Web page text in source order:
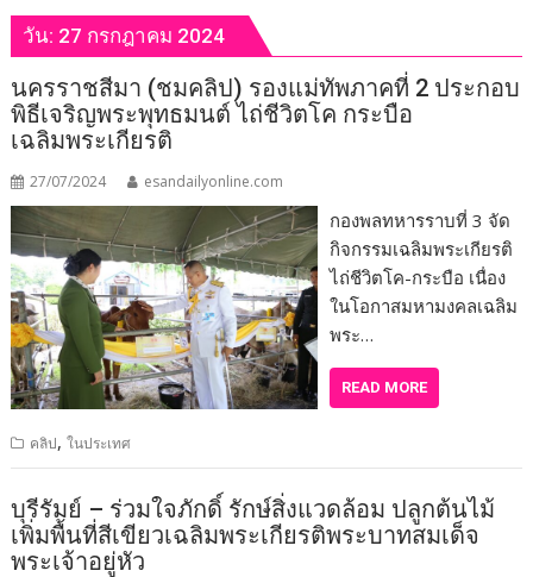
วัน: 27 กรกฎาคม 2024
นครราชสีมา (ชมคลิป) รองแม่ทัพภาคที่ 2 ประกอบ
พิธีเจริญพระพุทธมนต์ ไถ่ชีวิตโค กระบือ
เฉลิมพระเกียรติ
27/07/2024 esandailyonline.com
กองพลทหารราบที่ 3 จัด
กิจกรรมเฉลิมพระเกียรติ
ไถ่ชีวิตโค-กระบือ เนื่อง
ในโอกาสมหามงคลเฉลิม
พระ…
READ MORE
คลิป,ในประเทศ
บุรีรัมย์ – ร่วมใจภักดิ์ รักษ์สิ่งแวดล้อม ปลูกต้นไม้
เพิ่มพื้นที่สีเขียวเฉลิมพระเกียรติพระบาทสมเด็จ
พระเจ้าอยู่หัว